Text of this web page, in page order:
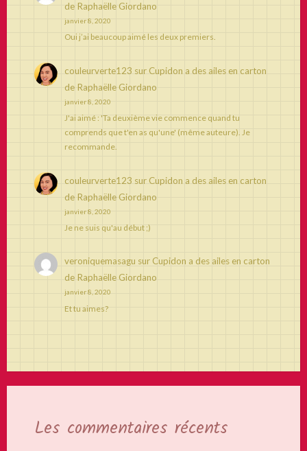
de Raphaëlle Giordano
janvier 8, 2020
Oui j’ai beaucoup aimé les deux premiers.
couleurverte123 sur Cupidon a des ailes en carton
de Raphaëlle Giordano
janvier 8, 2020
J'ai aimé : 'Ta deuxième vie commence quand tu
comprends que t'en as qu'une' (même auteure). Je
recommande.
couleurverte123 sur Cupidon a des ailes en carton
de Raphaëlle Giordano
janvier 8, 2020
Je ne suis qu'au début ;)
veroniquemasagu sur Cupidon a des ailes en carton
de Raphaëlle Giordano
janvier 8, 2020
Et tu aimes?
Les commentaires récents